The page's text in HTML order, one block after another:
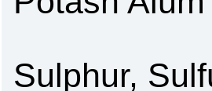
Sulphur,